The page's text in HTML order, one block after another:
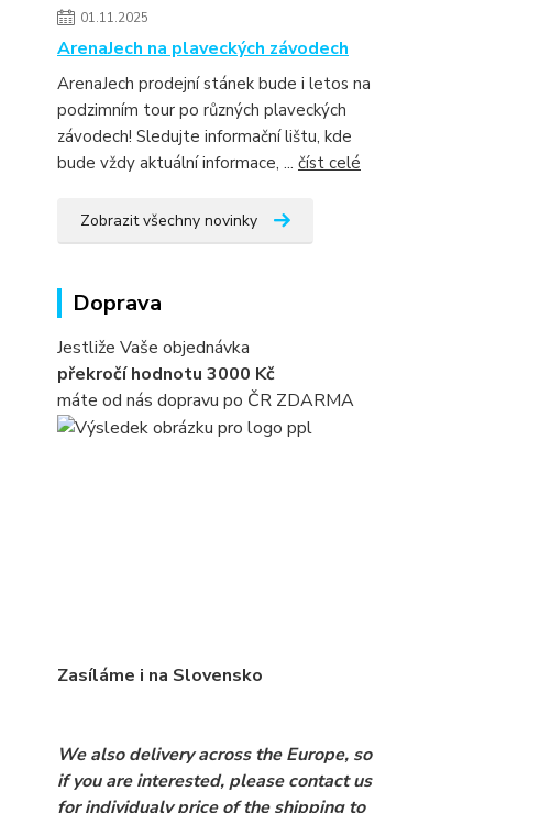
01.11.2025
ArenaJech na plaveckých závodech
ArenaJech prodejní stánek bude i letos na
podzimním tour po různých plaveckých
závodech! Sledujte informační lištu, kde
bude vždy aktuální informace, ... číst celé
Zobrazit všechny novinky
Doprava
Jestliže Vaše objednávka
překročí hodnotu 3000 Kč
máte od nás dopravu po ČR ZDARMA
Zasíláme i na Slovensko
We also delivery across the Europe, so
if you are interested, please contact us
for individualy price of the shipping to